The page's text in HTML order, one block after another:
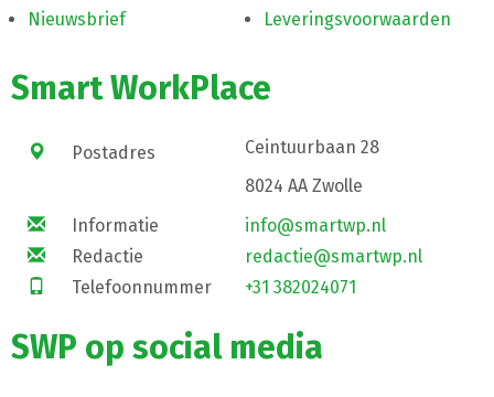
Nieuwsbrief
Leveringsvoorwaarden
Smart WorkPlace
Postadres
Ceintuurbaan 28
8024 AA Zwolle
Informatie
info@smartwp.nl
Redactie
redactie@smartwp.nl
Telefoonnummer
+31 382024071
SWP op social media